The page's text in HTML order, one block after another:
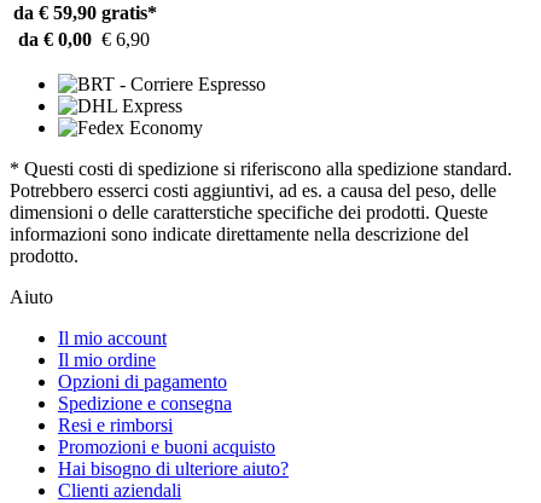
da € 59,90 gratis*
da € 0,00 € 6,90
* Questi costi di spedizione si riferiscono alla spedizione standard.
Potrebbero esserci costi aggiuntivi, ad es. a causa del peso, delle
dimensioni o delle caratterstiche specifiche dei prodotti. Queste
informazioni sono indicate direttamente nella descrizione del
prodotto.
Aiuto
Il mio account
Il mio ordine
Opzioni di pagamento
Spedizione e consegna
Resi e rimborsi
Promozioni e buoni acquisto
Hai bisogno di ulteriore aiuto?
Clienti aziendali